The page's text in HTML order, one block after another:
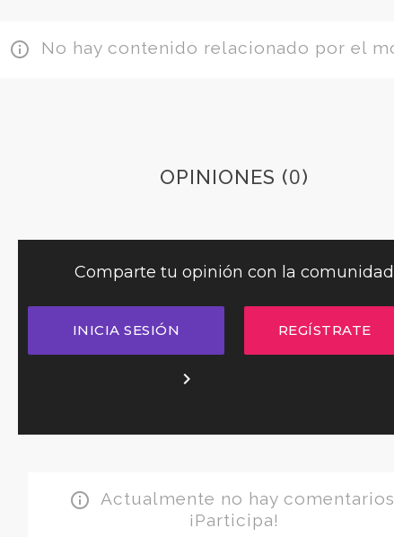
info_outline No hay contenido relacionado por el
OPINIONES (0)
Comparte tu opinión con la comunidad
INICIA SESIÓN
chevron_right
REGÍSTRATE
info_outline
Actualmente no hay
¡Participa!